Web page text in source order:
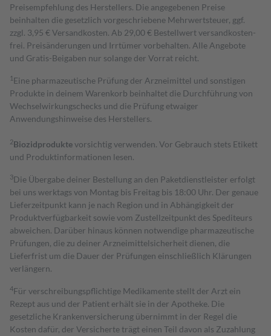
Preisempfehlung des Herstellers. Die angegebenen Preise
beinhalten die gesetzlich vorgeschriebene Mehrwertsteuer, ggf.
zzgl. 3,95 € Versandkosten. Ab 29,00 € Bestell­wert versand­kosten­
frei. Preisänderungen und Irrtümer vorbehalten. Alle Angebote
und Gratis-Beigaben nur solange der Vorrat reicht.
1 Eine pharmazeutische Prüfung der Arzneimittel und sonstigen
Produkte in deinem Warenkorb beinhaltet die Durchführung von
Wechselwirkungschecks und die Prüfung etwaiger
Anwendungshinweise des Herstellers.
2Biozidproduktevorsichtig verwenden. Vor Gebrauch stets Etikett
und Produktinformationen lesen.
3Die Übergabe deiner Bestellung an den Paketdienstleister erfolgt
bei uns werktags von Montag bis Freitag bis 18:00 Uhr. Der genaue
Lieferzeitpunkt kann je nach Region und in Abhängigkeit der
Produktverfügbarkeit sowie vom Zustellzeitpunkt des Spediteurs
abweichen. Darüber hinaus können notwendige pharmazeutische
Prüfungen, die zu deiner Arzneimittelsicherheit dienen, die
Lieferfrist um die Dauer der Prüfungen einschließlich Klärungen
verlängern.
4Für verschreibungspflichtige Medikamente stellt der Arzt ein
Rezept aus und der Patient erhält sie in der Apotheke. Die
gesetzliche Krankenversicherung übernimmt in der Regel die
Kosten dafür, der Versicherte trägt einen Teil davon als Zuzahlung